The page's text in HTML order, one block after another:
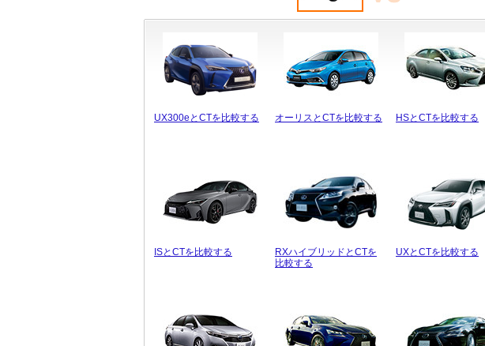
UX300eとCTを比較する オーリスとCTを比較する HSとCTを比較する
ISとCTを比較する
RXハイブリッドとCTを
比較する
UXとCTを比較する